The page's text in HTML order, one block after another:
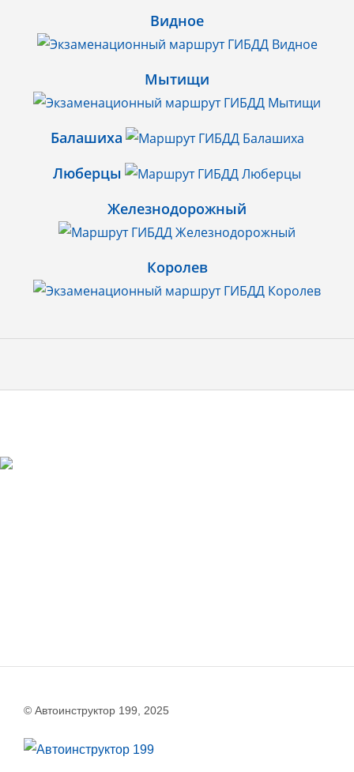
Видное
Мытищи
Балашиха
Люберцы
Железнодорожный
Королев
© Автоинструктор 199, 2025